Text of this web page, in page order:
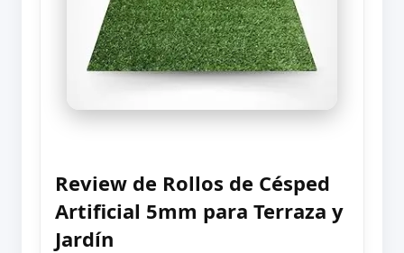
Review de Rollos de Césped
Artificial 5mm para Terraza y
Jardín